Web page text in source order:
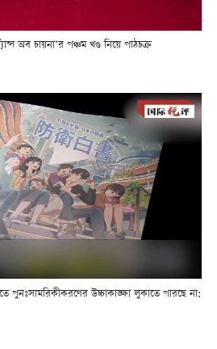
অব চায়না’র পঞ্চম খণ্ড নিয়ে পাঠচক্র
পুনঃসামরিকীকরণের উচ্চাকাঙ্ক্ষা লুকাতে পারছে না: